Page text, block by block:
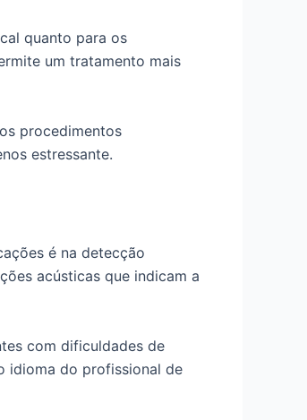
quanto para os
um tratamento mais
procedimentos
estressante.
é na detecção
acústicas que indicam a
com dificuldades de
idioma do profissional de